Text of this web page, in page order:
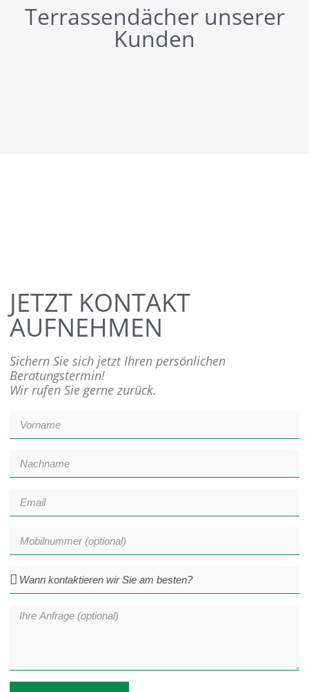
Terrassendächer unserer
Kunden
JETZT KONTAKT
AUFNEHMEN
Sichern Sie sich jetzt Ihren persönlichen
Beratungstermin!
Wir rufen Sie gerne zurück.